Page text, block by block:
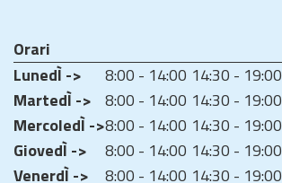
Orari
LunedÌ ->
8:00 - 14:00 14:30 - 19:00
MartedÌ -> 8:00 - 14:00 14:30 - 19:00
MercoledÌ ->8:00 - 14:00 14:30 - 19:00
GiovedÌ ->
8:00 - 14:00 14:30 - 19:00
VenerdÌ ->
8:00 - 14:00 14:30 - 19:00